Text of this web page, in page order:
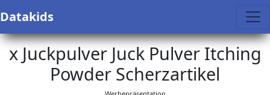
Datakids
x Juckpulver Juck Pulver Itching
Powder Scherzartikel